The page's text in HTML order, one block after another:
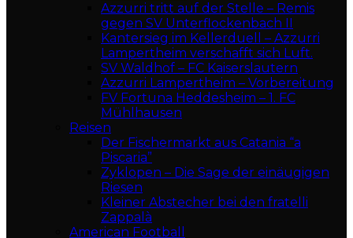
Azzurri tritt auf der Stelle – Remis
gegen SV Unterflockenbach II
Kantersieg im Kellerduell – Azzurri
Lampertheim verschafft sich Luft.
SV Waldhof – FC Kaiserslautern
Azzurri Lampertheim – Vorbereitung
FV Fortuna Heddesheim – 1. FC
Mühlhausen
Reisen
Der Fischermarkt aus Catania “a
Piscaria”
Zyklopen – Die Sage der einäugigen
Riesen
Kleiner Abstecher bei den fratelli
Zappalà
American Football